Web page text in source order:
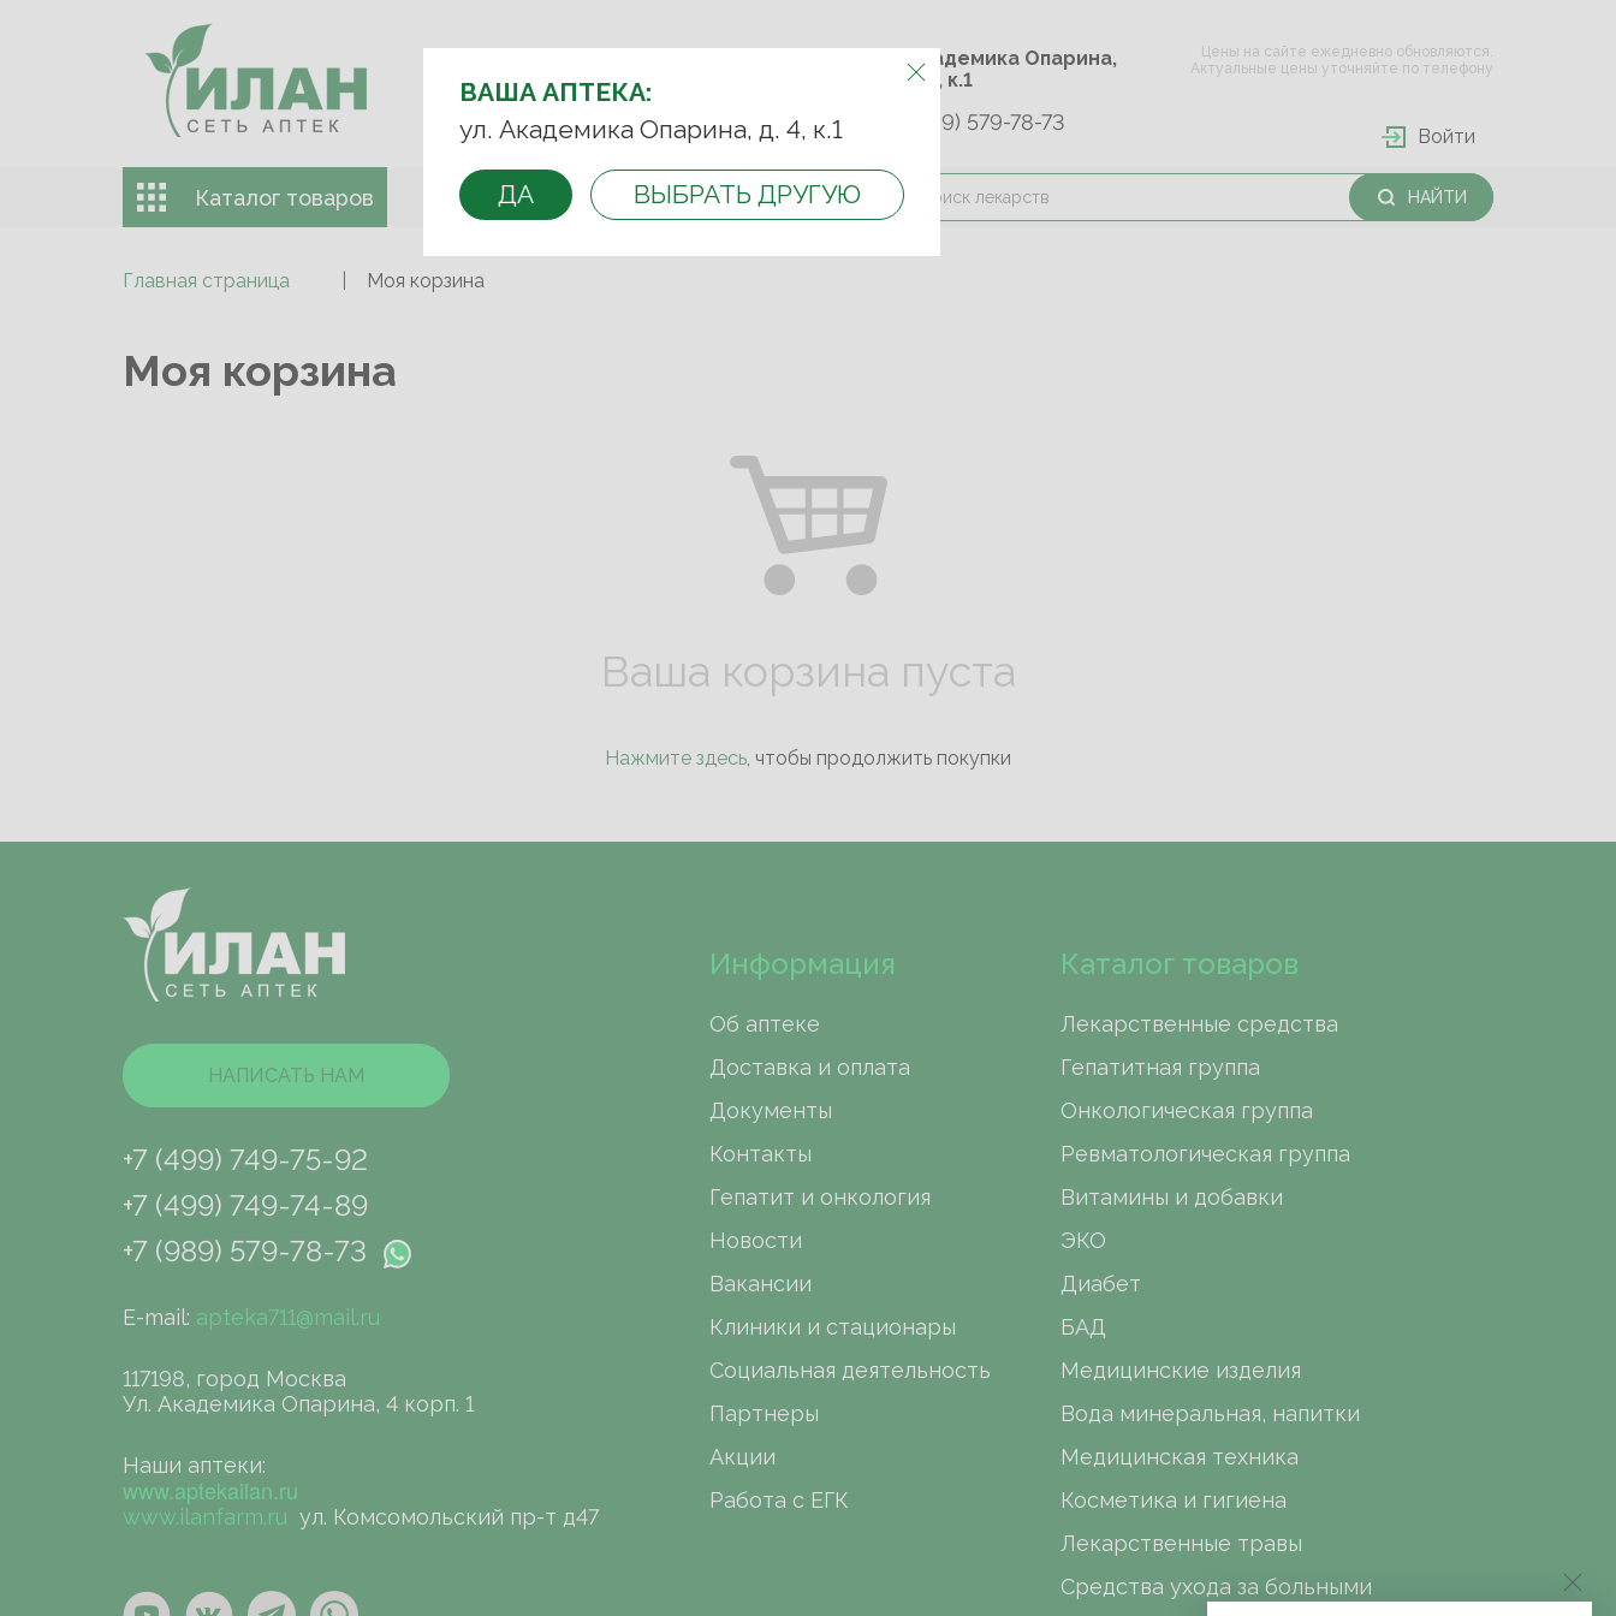
АПТЕКУ:
народов
ул. Академика Опарина,
д. 4, к.1
ВАША АПТЕКА:
ул. Академика Опарина, д. 4, к.1
ДА ВЫБРАТЬ ДРУГУЮ
Цены на сайте ежедневно обновляются.
Актуальные цены уточняйте по телефону
+7 (499) 749-75-92 +7 (499) 749-74-89 +7 (989) 579-78-73
Войти
Каталог товаров Доставка и оплата Контакты Акции НАЙТИ
Главная страница Моя корзина
Моя корзина
Ваша корзина пуста
Нажмите здесь, чтобы продолжить покупки
НАПИСАТЬ НАМ
+7 (499) 749-75-92
+7 (499) 749-74-89
+7 (989) 579-78-73
E-mail: apteka711@mail.ru
117198, город Москва
Ул. Академика Опарина, 4 корп. 1
Наши аптеки:
www.aptekailan.ru
www.ilanfarm.ru ул. Комсомольский пр-т д47
Информация
Об аптеке
Доставка и оплата
Документы
Контакты
Гепатит и онкология
Новости
Вакансии
Клиники и стационары
Социальная деятельность
Партнеры
Акции
Работа с ЕГК
Каталог товаров
Лекарственные средства
Гепатитная группа
Онкологическая группа
Ревматологическая группа
Витамины и добавки
ЭКО
Диабет
БАД
Медицинские изделия
Вода минеральная, напитки
Медицинская техника
Косметика и гигиена
Лекарственные травы
Средства ухода за больными